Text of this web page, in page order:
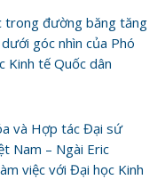
trong đường băng tăng
góc nhìn của Phó
Kinh tế Quốc dân
và Hợp tác Đại sứ
Nam – Ngài Eric
việc với Đại học Kinh